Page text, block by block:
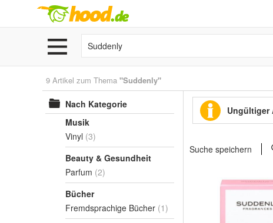
9 Artikel zum Thema "Suddenly"
Nach Kategorie
Musik
Vinyl (3)
Beauty & Gesundheit
Parfum (2)
Bücher
Fremdsprachige Bücher (1)
Ungültiger
Suche speichern